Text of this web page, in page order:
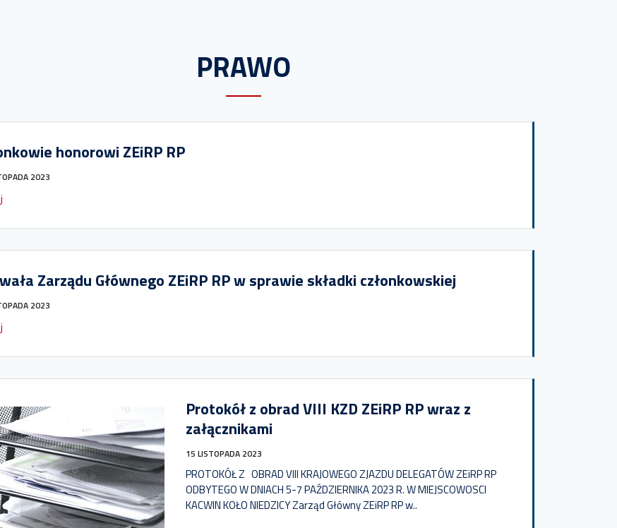
PRAWO
honorowi ZEiRP RP
2023
Zarządu Głównego ZEiRP RP w sprawie składki członkowskiej
2023
Protokół z obrad VIII KZD ZEiRP RP wraz z
załącznikami
15 LISTOPADA 2023
PROTOKÓŁ Z OBRAD VIII KRAJOWEGO ZJAZDU DELEGATÓW ZEiRP RP
ODBYTEGO W DNIACH 5-7 PAŹDZIERNIKA 2023 R. W MIEJSCOWOSCI
KACWIN KOŁO NIEDZICY Zarząd Główny ZEiRP RP w..